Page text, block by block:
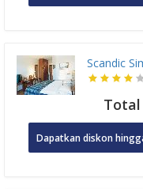
Scandic
Total
Dapatkan diskon